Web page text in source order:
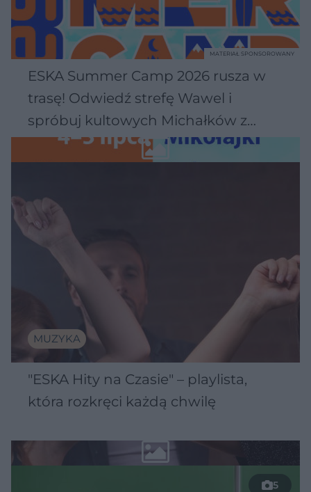
ESKA Summer Camp 2026 rusza w
trasę! Odwiedź strefę Wawel i
spróbuj kultowych Michałków z
Wawelu
MATERIAŁ SPONSOROWANY
MUZYKA
"ESKA Hity na Czasie" – playlista,
która rozkręci każdą chwilę
5